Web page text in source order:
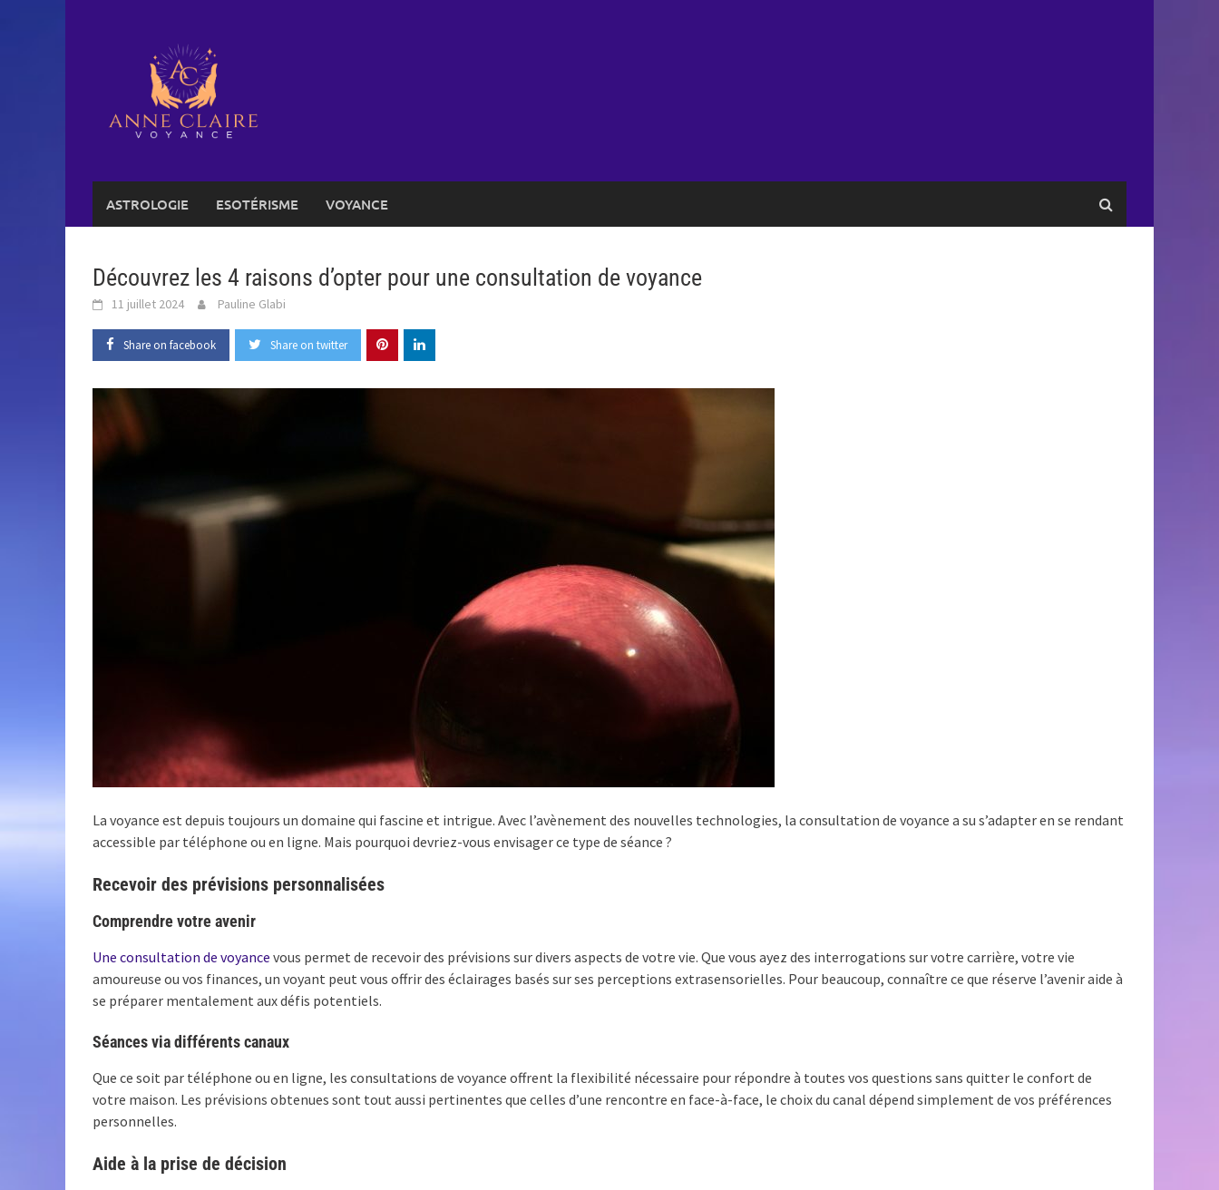
ASTROLOGIE ESOTÉRISME VOYANCE
Découvrez les 4 raisons d’opter pour une consultation de voyance
11 juillet 2024 Pauline Glabi
Share on facebook Share on twitter
La voyance est depuis toujours un domaine qui fascine et intrigue. Avec l’avènement des nouvelles technologies, la consultation de voyance a su s’adapter en se rendant
accessible par téléphone ou en ligne. Mais pourquoi devriez-vous envisager ce type de séance ?
Recevoir des prévisions personnalisées
Comprendre votre avenir
Une consultation de voyance vous permet de recevoir des prévisions sur divers aspects de votre vie. Que vous ayez des interrogations sur votre carrière, votre vie
amoureuse ou vos finances, un voyant peut vous offrir des éclairages basés sur ses perceptions extrasensorielles. Pour beaucoup, connaître ce que réserve l’avenir aide à
se préparer mentalement aux défis potentiels.
Séances via différents canaux
Que ce soit par téléphone ou en ligne, les consultations de voyance offrent la flexibilité nécessaire pour répondre à toutes vos questions sans quitter le confort de
votre maison. Les prévisions obtenues sont tout aussi pertinentes que celles d’une rencontre en face-à-face, le choix du canal dépend simplement de vos préférences
personnelles.
Aide à la prise de décision